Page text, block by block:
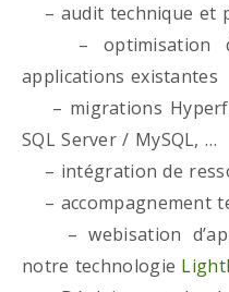
– audit technique et
– optimisation
applications existantes
– migrations
SQL Server / MySQL, …
– intégration de
– accompagnement
– webisation
notre technologie